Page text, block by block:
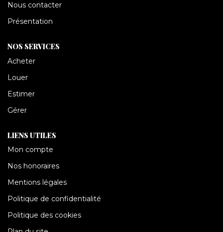
Nous contacter
Présentation
NOS SERVICES
Acheter
Louer
Estimer
Gérer
LIENS UTILES
Mon compte
Nos honoraires
Mentions légales
Politique de confidentialité
Politique des cookies